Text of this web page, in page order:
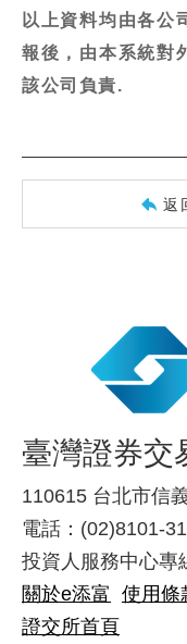
以上資料均由各公
報後，由本系統對
該公司負責.
返
臺灣證券交
110615 台北市信
電話：(02)8101-
投資人服務中心專
關於e添富 使用條
證交所首頁